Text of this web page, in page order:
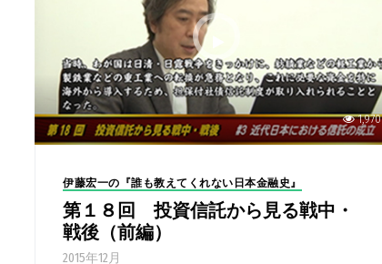
1,970
伊藤宏一の『誰も教えてくれない日本金融史』
第１８回 投資信託から見る戦中・
戦後（前編）
2015年12月